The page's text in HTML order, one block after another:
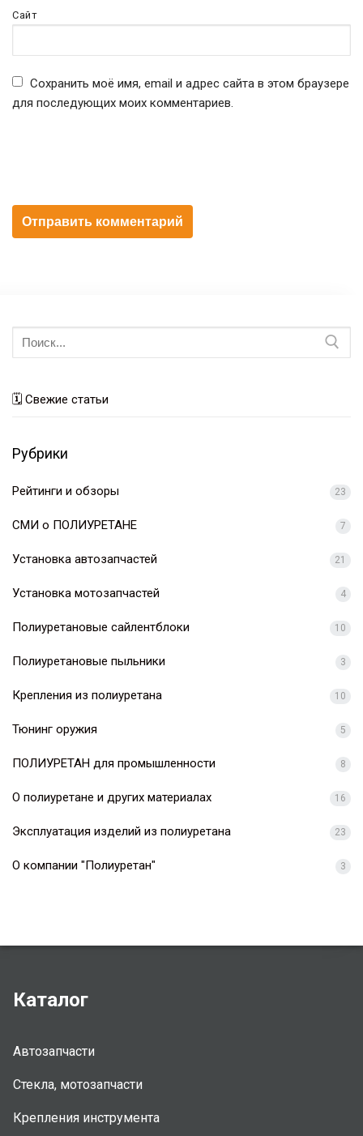
Сайт
Сохранить моё имя, email и адрес сайта в этом браузере
для последующих моих комментариев.
Искать:
🗓 Свежие статьи
Рубрики
Рейтинги и обзоры 23
СМИ о ПОЛИУРЕТАНЕ 7
Установка автозапчастей 21
Установка мотозапчастей 4
Полиуретановые сайлентблоки 10
Полиуретановые пыльники 3
Крепления из полиуретана 10
Тюнинг оружия 5
ПОЛИУРЕТАН для промышленности 8
О полиуретане и других материалах 16
Эксплуатация изделий из полиуретана 23
О компании "Полиуретан" 3
Каталог
Автозапчасти
Стекла, мотозапчасти
Крепления инструмента